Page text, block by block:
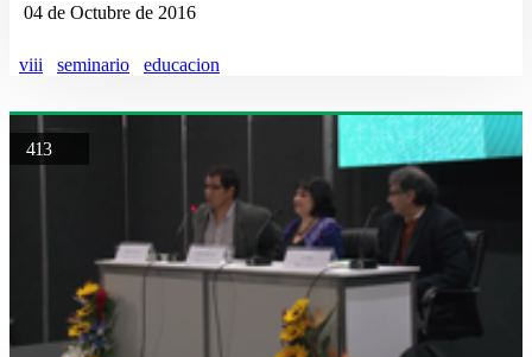
04 de Octubre de 2016
viii seminario educacion
413